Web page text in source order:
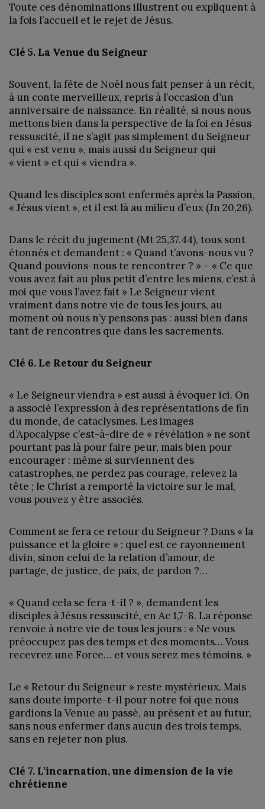
Toute ces dénominations illustrent ou expliquent à
la fois l’accueil et le rejet de Jésus.
Clé 5. La Venue du Seigneur
Souvent, la fête de Noël nous fait penser à un récit,
à un conte merveilleux, repris à l’occasion d’un
anniversaire de naissance. En réalité, si nous nous
mettons bien dans la perspective de la foi en Jésus
ressuscité, il ne s’agit pas simplement du Seigneur
qui « est venu », mais aussi du Seigneur qui
« vient » et qui « viendra ».
Quand les disciples sont enfermés après la Passion,
« Jésus vient », et il est là au milieu d’eux (Jn 20,26).
Dans le récit du jugement (Mt 25,37.44), tous sont
étonnés et demandent : « Quand t’avons-nous vu ?
Quand pouvions-nous te rencontrer ? » – « Ce que
vous avez fait au plus petit d’entre les miens, c’est à
moi que vous l’avez fait » Le Seigneur vient
vraiment dans notre vie de tous les jours, au
moment où nous n’y pensons pas : aussi bien dans
tant de rencontres que dans les sacrements.
Clé 6. Le Retour du Seigneur
« Le Seigneur viendra » est aussi à évoquer ici. On
a associé l’expression à des représentations de fin
du monde, de cataclysmes. Les images
d’Apocalypse c’est-à-dire de « révélation » ne sont
pourtant pas là pour faire peur, mais bien pour
encourager : même si surviennent des
catastrophes, ne perdez pas courage, relevez la
tête ; le Christ a remporté la victoire sur le mal,
vous pouvez y être associés.
Comment se fera ce retour du Seigneur ? Dans « la
puissance et la gloire » : quel est ce rayonnement
divin, sinon celui de la relation d’amour, de
partage, de justice, de paix, de pardon ?…
« Quand cela se fera-t-il ? », demandent les
disciples à Jésus ressuscité, en Ac 1,7-8. La réponse
renvoie à notre vie de tous les jours : « Ne vous
préoccupez pas des temps et des moments… Vous
recevrez une Force… et vous serez mes témoins. »
Le « Retour du Seigneur » reste mystérieux. Mais
sans doute importe-t-il pour notre foi que nous
gardions la Venue au passé, au présent et au futur,
sans nous enfermer dans aucun des trois temps,
sans en rejeter non plus.
Clé 7. L’incarnation, une dimension de la vie
chrétienne